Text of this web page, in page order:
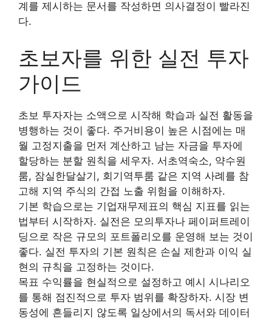
계를 제시하는 문서를 작성하면 의사결정이 빨라진
다.
초보자를 위한 실전 투자
가이드
초보 투자자는 소액으로 시작해 학습과 실전 활동을
병행하는 것이 좋다. 주거비용이 높은 시점에는 매
월 고정지출을 먼저 계산하고 남는 자금을 투자에
할당하는 분할 원칙을 세우자. 서초역숙소, 약수원
룸, 잠실한달살기, 회기역투룸 같은 지역 사례를 참
고해 지역 주식의 간접 노출 위험을 이해하자.
기본 학습으로는 기업재무제표의 핵심 지표를 읽는
법부터 시작하자. 실전은 모의투자나 페이퍼트레이
딩으로 작은 규모의 포트폴리오를 운영해 보는 것이
좋다. 실전 투자의 기본 원칙은 손실 제한과 이익 실
현의 규칙을 고정하는 것이다.
목표 수익률을 현실적으로 설정하고 예시 시나리오
를 통해 점진적으로 투자 범위를 확장하자. 시장 변
동성에 흔들리지 않도록 일상에서의 독서와 데이터